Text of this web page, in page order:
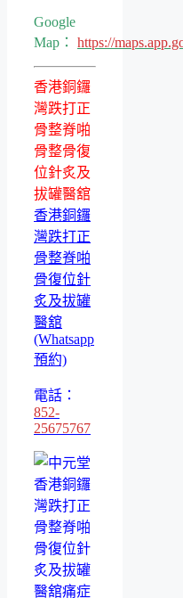
Google
Map： https://
香港銅鑼
灣跌打正
骨整脊啪
骨整骨復
位針炙及
拔罐醫舘
香港銅鑼
灣跌打正
骨整脊啪
骨復位針
炙及拔罐
醫舘
(Whatsapp
預約)
電話：
852-
25675767